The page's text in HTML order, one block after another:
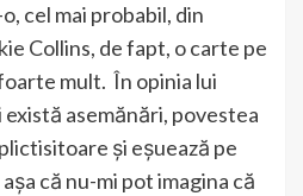
cel mai probabil, din
Collins, de fapt, o carte pe
mult. În opinia lui
există asemănări, povestea
și eșuează pe
că nu-mi pot imagina că